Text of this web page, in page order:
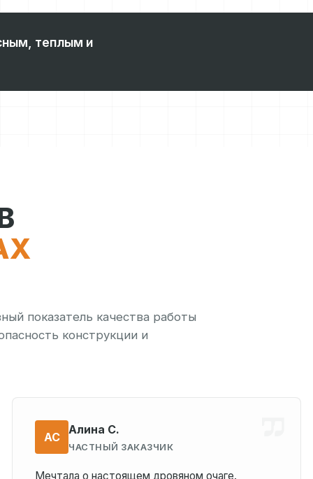
теплым и
показатель качества работы
конструкции и
АС
Алина С.
ЧАСТНЫЙ ЗАКАЗЧИК
Мечтала о настоящем дровяном очаге.